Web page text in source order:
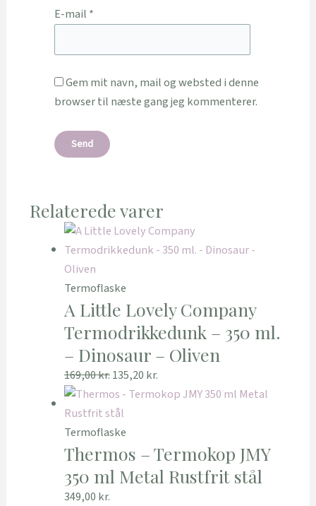
E-mail *
Gem mit navn, mail og websted i denne
browser til næste gang jeg kommenterer.
Relaterede varer
Termoflaske
A Little Lovely Company
Termodrikkedunk – 350 ml.
– Dinosaur – Oliven
169,00kr.135,20 kr.
Termoflaske
Thermos – Termokop JMY
350 ml Metal Rustfrit stål
349,00 kr.